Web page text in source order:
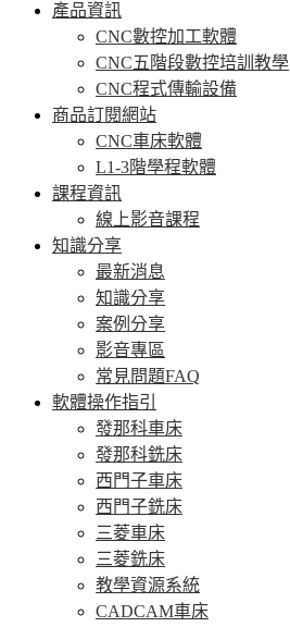
產品資訊
CNC數控加工軟體
CNC五階段數控培訓教學
CNC程式傳輸設備
商品訂閱網站
CNC車床軟體
L1-3階學程軟體
課程資訊
線上影音課程
知識分享
最新消息
知識分享
案例分享
影音專區
常見問題FAQ
軟體操作指引
發那科車床
發那科銑床
西門子車床
西門子銑床
三菱車床
三菱銑床
教學資源系統
CADCAM車床